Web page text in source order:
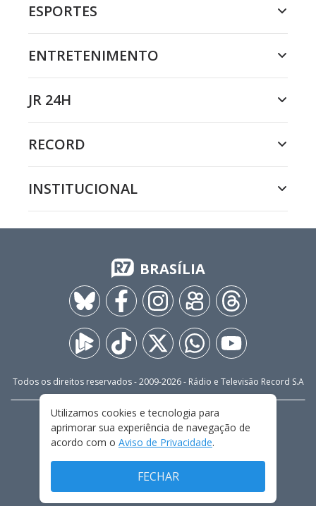
ESPORTES
ENTRETENIMENTO
JR 24H
RECORD
INSTITUCIONAL
BRASÍLIA
Todos os direitos reservados - 2009-2026- Rádio e Televisão Record S.A
FALE CONOSCO
PRIVACIDADE
TERMOS E CONDIÇÕES DE USO
Utilizamos cookies e tecnologia para
aprimorar sua experiência de navegação de
acordo com o Aviso de Privacidade.
FECHAR